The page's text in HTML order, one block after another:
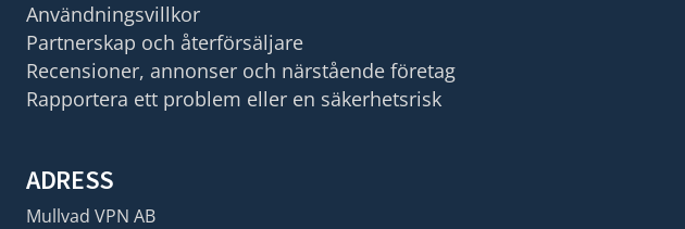
Användningsvillkor
Partnerskap och återförsäljare
Recensioner, annonser och närstående företag
Rapportera ett problem eller en säkerhetsrisk
ADRESS
Mullvad VPN AB